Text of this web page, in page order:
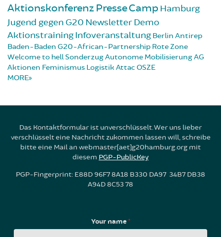
Aktionskonferenz PresseCampHamburg
Jugend gegen G20 NewsletterDemo
AktionstrainingInfoveranstaltung Berlin Antirep
Baden-Baden G20-African-Partnership Rote Zone
Welcome to hellSonderzugAutonome MobilisierungAG
Aktionen Feminismus Logistik Attac OSZE
MORE
Das Kontaktformular ist unverschlüsselt. Wer uns lieber
verschlüsselt eine Nachricht zukommen lassen will, schreibe
bitte eine Mail an webmaster[aet]g20hamburg.org mit
diesem PGP-PublicKey
PGP-Fingerprint: E88D 96F7 8A18 B330 DA97 34B7 DB38
A94D 8C53 78
Your name*